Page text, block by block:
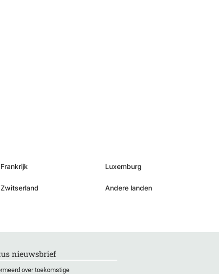
Frankrijk Luxemburg
Zwitserland Andere landen
nieuwsbrief
over toekomstige